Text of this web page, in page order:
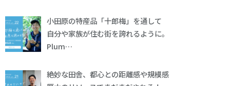
小田原の特産品「十郎梅」を通して
自分や家族が住む街を誇れるように。
Plum…
絶妙な田舎、都心との距離感や規模感